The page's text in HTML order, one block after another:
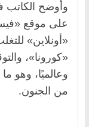
وأوضح
على موقع
«أونلاين»
«كورونا»،
وعالميًا، وهو
من الجنون.